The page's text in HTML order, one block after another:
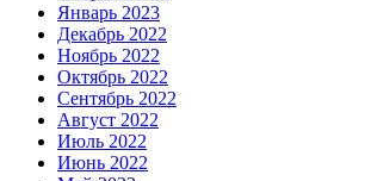
Январь 2023
Декабрь 2022
Ноябрь 2022
Октябрь 2022
Сентябрь 2022
Август 2022
Июль 2022
Июнь 2022